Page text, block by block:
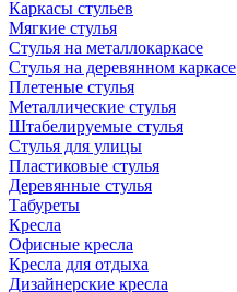
Каркасы стульев
Мягкие стулья
Стулья на металлокаркасе
Стулья на деревянном каркасе
Плетеные стулья
Металлические стулья
Штабелируемые стулья
Стулья для улицы
Пластиковые стулья
Деревянные стулья
Табуреты
Кресла
Офисные кресла
Кресла для отдыха
Дизайнерские кресла